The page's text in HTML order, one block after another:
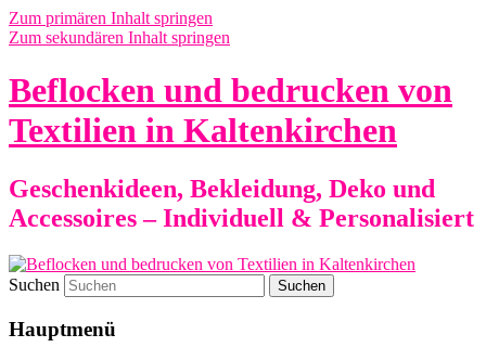
Zum primären Inhalt springen
Zum sekundären Inhalt springen
Beflocken und bedrucken von
Textilien in Kaltenkirchen
Geschenkideen, Bekleidung, Deko und
Accessoires – Individuell & Personalisiert
Suchen
Hauptmenü